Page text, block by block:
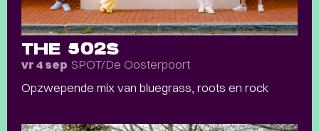
THE 502S
vr 4 sep SPOT/De Oosterpoort
Opzwepende mix van bluegrass, roots en rock